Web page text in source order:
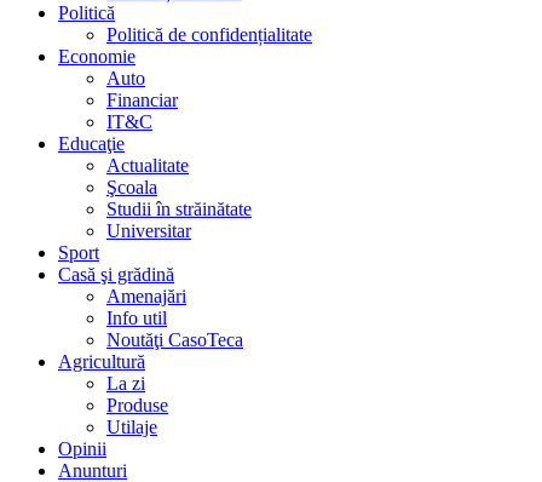
Politică
Politică de confidențialitate
Economie
Auto
Financiar
IT&C
Educaţie
Actualitate
Şcoala
Studii în străinătate
Universitar
Sport
Casă şi grădină
Amenajări
Info util
Noutăţi CasoTeca
Agricultură
La zi
Produse
Utilaje
Opinii
Anunturi